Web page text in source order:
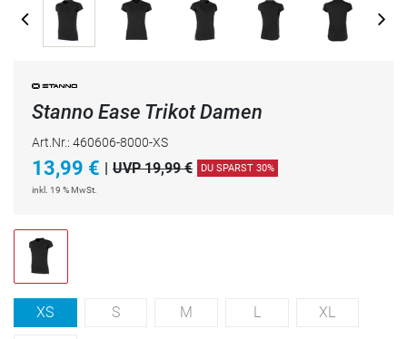
Stanno Ease Trikot Damen
Art.Nr.: 460606-8000-XS
13,99 € | UVP 19,99 € DU SPARST 30%
inkl. 19 % MwSt.
XS S M L XL